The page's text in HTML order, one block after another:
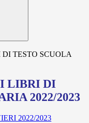
TESTO SCUOLA
LIBRI DI
2022/2023
2022/2023